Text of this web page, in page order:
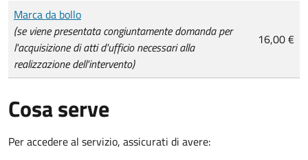
Tipo di pagamento
Importo
Marca da bollo
(se viene presentata congiuntamente domanda per
l'acquisizione di atti d'ufficio necessari alla
realizzazione dell'intervento)
16,00 €
Cosa serve
Per accedere al servizio, assicurati di avere: